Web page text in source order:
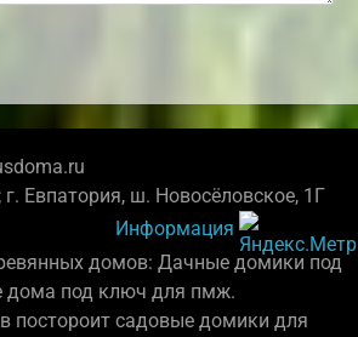
г. Евпатория, ш. Новосёловское, 1Г
Информация
домов: Дачные домики под
дома под ключ для пмж.
постороит садовые домики для